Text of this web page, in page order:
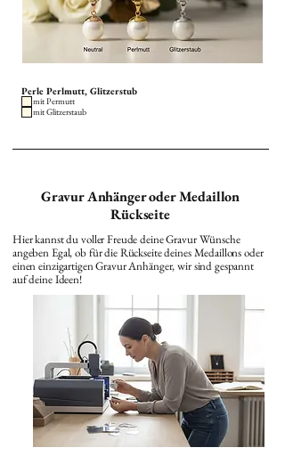
Perle Perlmutt, Glitzerstub
mit Permutt
mit Glitzerstaub
Gravur Anhänger oder Medaillon
Rückseite
Hier kannst du voller Freude deine Gravur Wünsche
angeben Egal, ob für die Rückseite deines Medaillons oder
einen einzigartigen Gravur Anhänger, wir sind gespannt
auf deine Ideen!